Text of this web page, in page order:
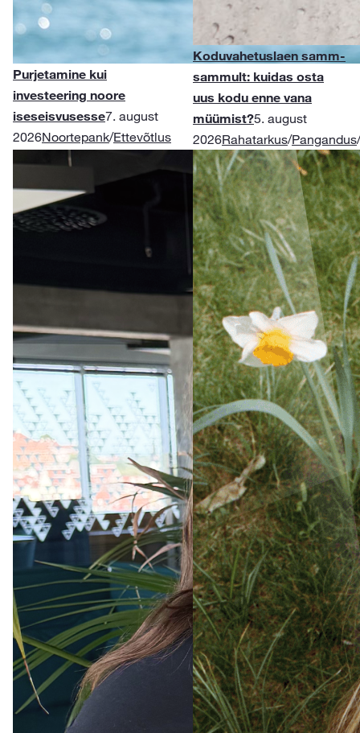
Purjetamine kui
investeering noore
iseseisvusesse7. august
2026Noortepank/Ettevõtlus
Koduvahetuslaen samm-
sammult: kuidas osta
uus kodu enne vana
müümist?5. august
2026Rahatarkus/Pangandus/